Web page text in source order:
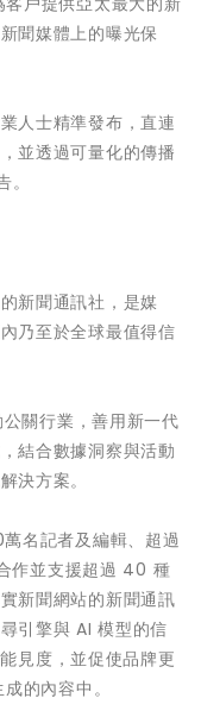
聞媒體上的曝光保
人士精準發布，直連
並透過可量化的傳播
新聞通訊社，是媒
乃至於全球最值得信
關行業，善用新一代
結合數據洞察與活動
決方案。
名記者及編輯、超過
作並支援超過 40 種
新聞網站的新聞通訊
引擎與 AI 模型的信
見度，並促使品牌更
的內容中。